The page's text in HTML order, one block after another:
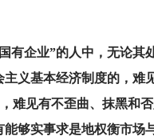
有企业”的人中，无论其
义基本经济制度的，难
难见有不歪曲、抹黑和
够实事求是地权衡市场